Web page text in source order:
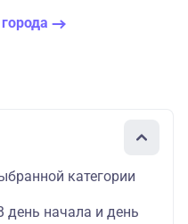
категории
день начала и день